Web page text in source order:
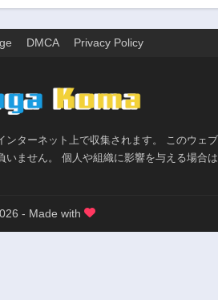
DMCA Privacy Policy
ンターネット上で収集されます。 このウェ
ません。 個人や組織に影響を与える場合
- Made with